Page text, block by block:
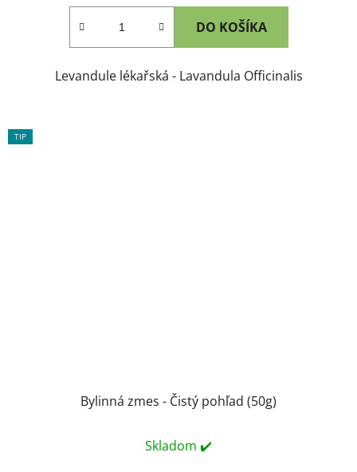
DO KOŠÍKA
Levandule lékařská - Lavandula Officinalis
TIP
Bylinná zmes - Čistý pohľad (50g)
Skladom ✔️